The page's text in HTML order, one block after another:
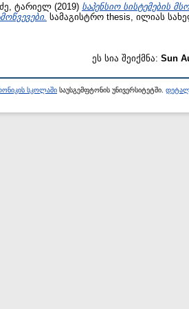
ტარიელ (2019) საპენსიო სისტემების
სამაგისტრო thesis, ილიას
ეს სია შეიქმნა: Sun
სკოლაში საუსგემფტონის უნივერსიტეტში.